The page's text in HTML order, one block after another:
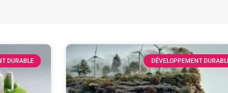
DURABLE DÉVELOPPEMENT